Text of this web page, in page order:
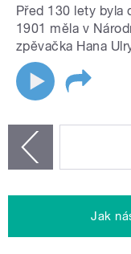
Před 130 lety byla
1901 měla v
zpěvačka Hana
Jak